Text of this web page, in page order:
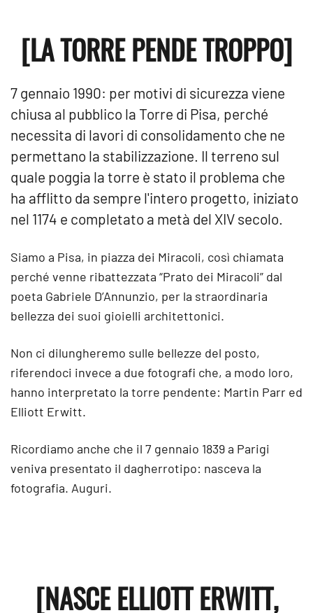
[LA TORRE PENDE TROPPO]
7 gennaio 1990: per motivi di sicurezza viene
chiusa al pubblico la Torre di Pisa, perché
necessita di lavori di consolidamento che ne
permettano la stabilizzazione. Il terreno sul
quale poggia la torre è stato il problema che
ha afflitto da sempre l'intero progetto, iniziato
nel 1174 e completato a metà del XIV secolo.
Siamo a Pisa, in piazza dei Miracoli, così chiamata
perché venne ribattezzata “Prato dei Miracoli” dal
poeta Gabriele D’Annunzio, per la straordinaria
bellezza dei suoi gioielli architettonici.
Non ci dilungheremo sulle bellezze del posto,
riferendoci invece a due fotografi che, a modo loro,
hanno interpretato la torre pendente: Martin Parr ed
Elliott Erwitt.
Ricordiamo anche che il 7 gennaio 1839 a Parigi
veniva presentato il dagherrotipo: nasceva la
fotografia. Auguri.
[NASCE ELLIOTT ERWITT,